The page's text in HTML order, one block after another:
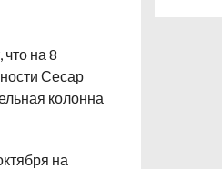
на 8
Сесар
колонна
на